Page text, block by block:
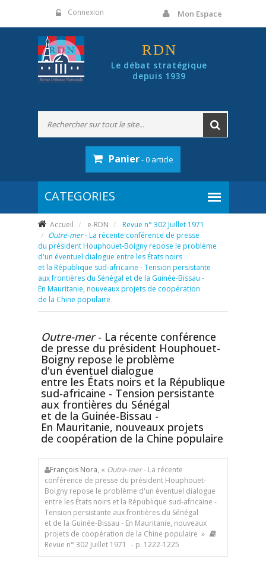
Connexion Mon Espace
RDN
Le débat stratégique
depuis 1939
Panier- 0 article
Accueil e-RDN
Revue n° 302 Juillet 1971
Outre-mer- La récente conférence de presse
du président Houphouet-Boigny repose le problème
d'un éventuel dialogue entre les États noirs
et la République sud-africaine - Tension persistante
aux frontières du Sénégal et de la Guinée-Bissau -
En Mauritanie, nouveaux projets de coopération
de la Chine populaire
Outre-mer- La récente conférence
de presse du président Houphouet-
Boigny repose le problème
d'un éventuel dialogue
entre les États noirs et la République
sud-africaine - Tension persistante
aux frontières du Sénégal
et de la Guinée-Bissau -
En Mauritanie, nouveaux projets
de coopération de la Chine populaire
François Nora, « Outre-mer- La récente
conférence de presse du président Houphouet-
Boigny repose le problème d'un éventuel dialogue
entre les États noirs et la République sud-africaine -
Tension persistante aux frontières du Sénégal
et de la Guinée-Bissau - En Mauritanie, nouveaux
projets de coopération de la Chine populaire »
Revue n° 302 Juillet 1971
- p. 1222-1225